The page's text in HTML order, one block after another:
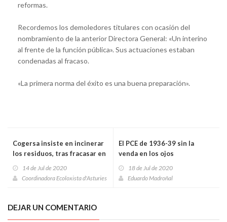
reformas.
Recordemos los demoledores titulares con ocasión del
nombramiento de la anterior Directora General: «Un interino
al frente de la función pública». Sus actuaciones estaban
condenadas al fracaso.
«La primera norma del éxito es una buena preparación».
Cogersa insiste en incinerar
los residuos, tras fracasar en
su reciclaje
14 de Jul de 2020
Coordinadora Ecoloxista d'Asturies
El PCE de 1936-39 sin la
venda en los ojos
18 de Jul de 2020
Eduardo Madroñal
DEJAR UN COMENTARIO